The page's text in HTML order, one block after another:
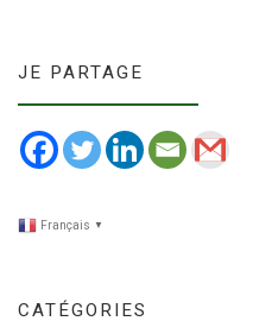
JE PARTAGE
Français ▼
CATÉGORIES